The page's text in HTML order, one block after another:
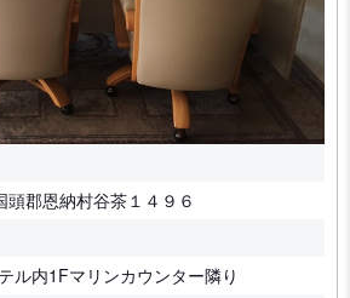
郡恩納村谷茶１４９６
ル内1Fマリンカウンター隣り